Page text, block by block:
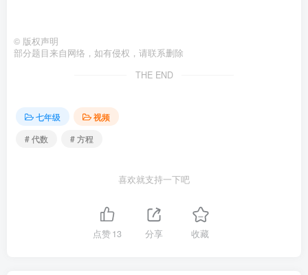
© 版权声明
部分题目来自网络，如有侵权，请联系删除
THE END
七年级
视频
# 代数
# 方程
喜欢就支持一下吧
点赞13 分享 收藏